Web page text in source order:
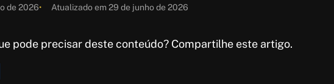
de 2026 Atualizado em 29 de junho de 2026
pode precisar deste conteúdo? Compartilhe este artigo.